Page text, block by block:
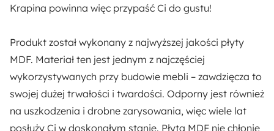
20 cm
Liczba drzwi:
4
Kolor nóżek:
Czarny
Krapina powinna więc przypaść Ci do gustu!
Produkt został wykonany z najwyższej jakości płyty
MDF. Materiał ten jest jednym z najczęściej
wykorzystywanych przy budowie mebli – zawdzięcza to
swojej dużej trwałości i twardości. Odporny jest również
na uszkodzenia i drobne zarysowania, więc wiele lat
posłuży Ci w doskonałym stanie. Płyta MDF nie chłonie